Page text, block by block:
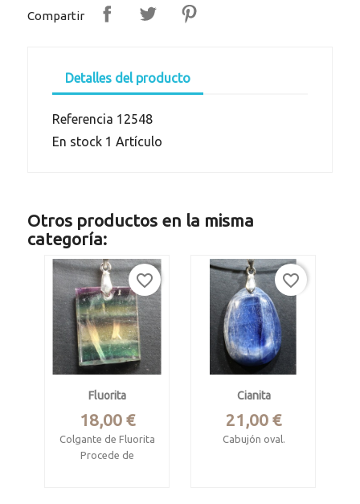
Compartir
Detalles del producto
Referencia 12548
En stock 1 Artículo
Otros productos en la misma
categoría:
Fluorita
Precio
18,00 €
Colgante de Fluorita
Procede de
favorite_border
Cianita
Precio
21,00 €
Cabujón oval.
favorite_border